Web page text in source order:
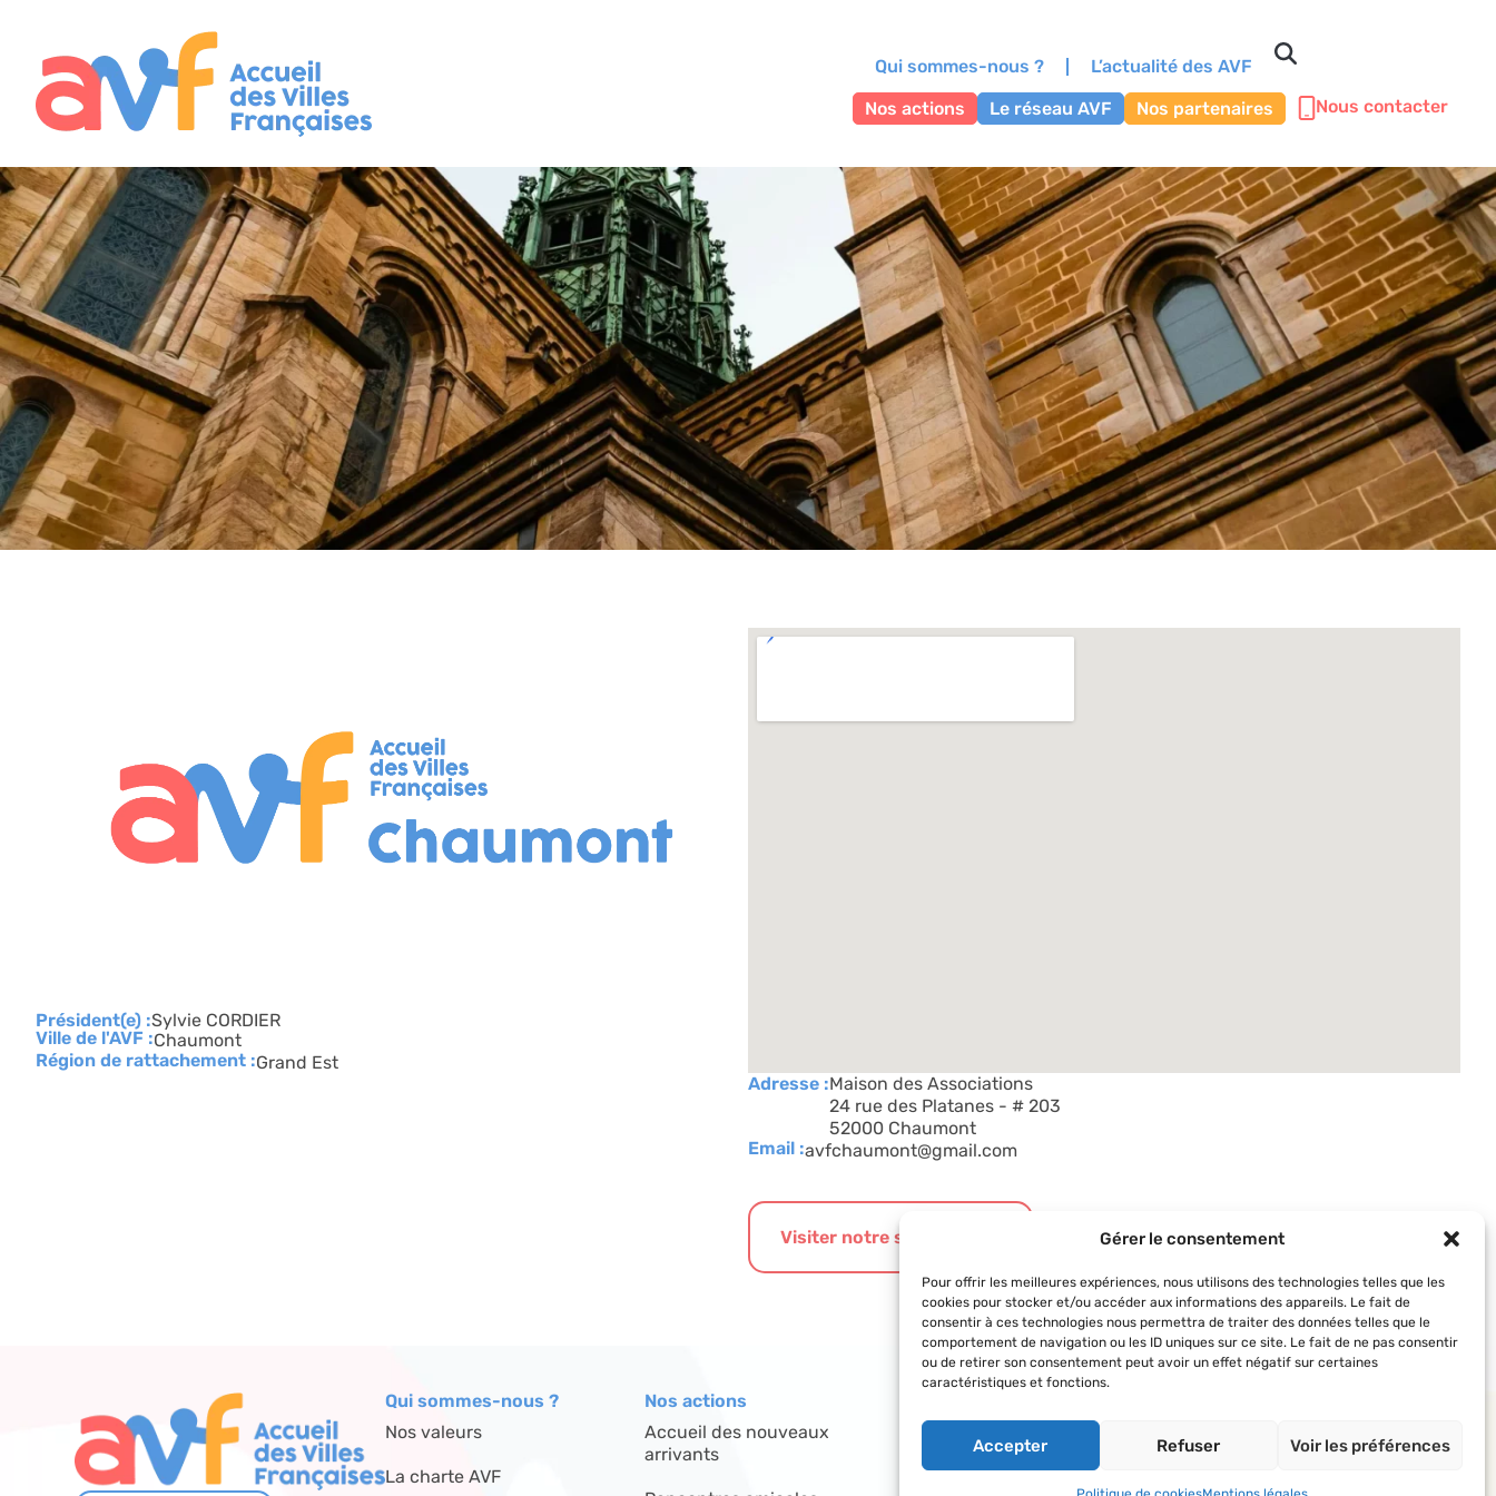
Gérer le consentement
Pour offrir les meilleures expériences, nous utilisons des technologies telles que les
cookies pour stocker et/ou accéder aux informations des appareils. Le fait de
consentir à ces technologies nous permettra de traiter des données telles que le
comportement de navigation ou les ID uniques sur ce site. Le fait de ne pas consentir
ou de retirer son consentement peut avoir un effet négatif sur certaines
caractéristiques et fonctions.
Accepter Refuser Voir les préférences
Qui sommes-nous ?
L’actualité des AVF
Nos actions
Le réseau AVF Nos partenaires Nous contacter
Président(e) :Sylvie CORDIER
Ville de l'AVF :Chaumont
Région de rattachement :Grand Est
Adresse :Maison des Associations
24 rue des Platanes - # 203
52000 Chaumont
Email :avfchaumont@gmail.com
Visiter notre site internet
Qui sommes-nous ?
Nos valeurs
La charte AVF
Nos actions
Accueil des nouveaux
arrivants
Répertoire des AVF
Découvrir l’actualité du réseau